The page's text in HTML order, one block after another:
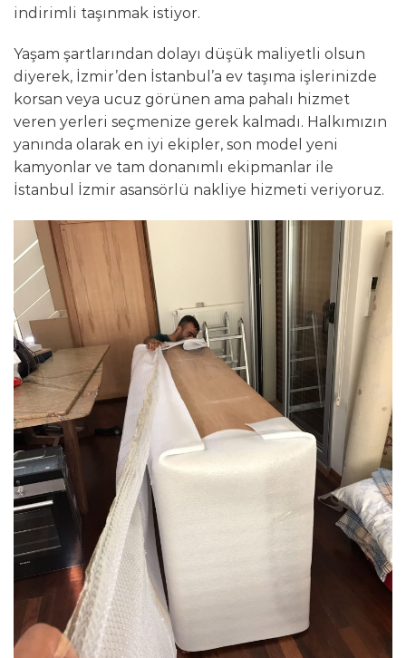
indirimli taşınmak istiyor.
Yaşam şartlarından dolayı düşük maliyetli olsun
diyerek, İzmir’den İstanbul’a ev taşıma işlerinizde
korsan veya ucuz görünen ama pahalı hizmet
veren yerleri seçmenize gerek kalmadı. Halkımızın
yanında olarak en iyi ekipler, son model yeni
kamyonlar ve tam donanımlı ekipmanlar ile
İstanbul İzmir asansörlü nakliye hizmeti veriyoruz.